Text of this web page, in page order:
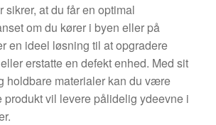
sikrer, at du får en optimal
om du kører i byen eller på
en ideel løsning til at opgradere
erstatte en defekt enhed. Med sit
holdbare materialer kan du være
produkt vil levere pålidelig ydeevne i